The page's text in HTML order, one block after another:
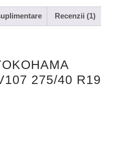
Recenzii (1)
275/40 R19